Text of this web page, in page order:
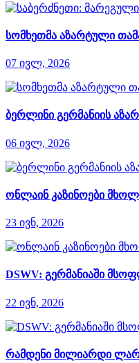
სომხეთმა აზარტული
07 ივლ, 2026
ბერლინი გერმანიის
06 ივლ, 2026
ონლაინ კაზინოები
23 ივნ, 2026
DSWV: გერმანიაში
22 ივნ, 2026
რამდენი მილიარდი